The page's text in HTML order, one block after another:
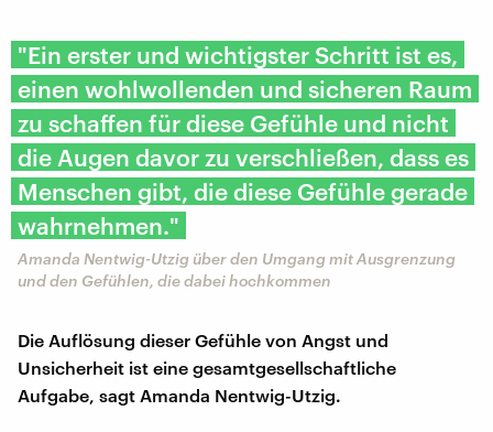
"Ein erster und wichtigster Schritt ist es,
einen wohlwollenden und sicheren Raum
zu schaffen für diese Gefühle und nicht
die Augen davor zu verschließen, dass es
Menschen gibt, die diese Gefühle gerade
wahrnehmen."
Amanda Nentwig-Utzig über den Umgang mit Ausgrenzung
und den Gefühlen, die dabei hochkommen
Die Auflösung dieser Gefühle von Angst und
Unsicherheit ist eine gesamtgesellschaftliche
Aufgabe, sagt Amanda Nentwig-Utzig.